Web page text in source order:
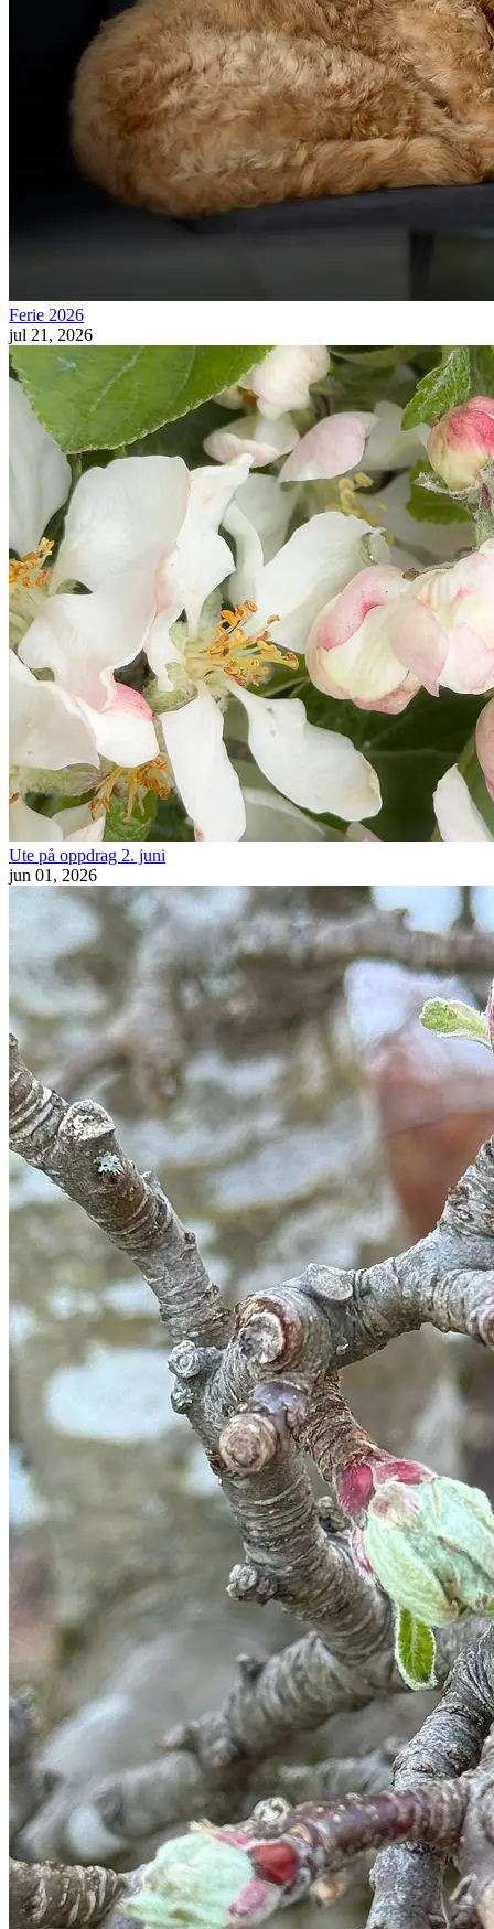
Ferie 2026
jul 21, 2026
Ute på oppdrag 2. juni
jun 01, 2026